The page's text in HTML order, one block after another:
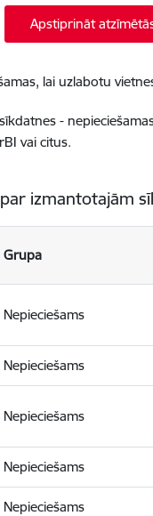
Apstiprināt
lai uzlabotu
-
vai citus.
izmantotajām
Grupa
Nepieciešams
Nepieciešams
Nepieciešams
Nepieciešams
Nepieciešams